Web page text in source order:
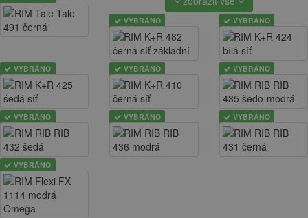
VYBRÁNO VYBRÁNO
VYBRÁNO VYBRÁNO VYBRÁNO
VYBRÁNO VYBRÁNO VYBRÁNO
VYBRÁNO